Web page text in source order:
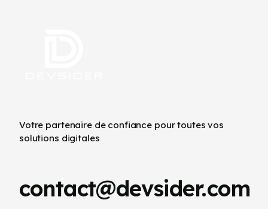
Votre partenaire de confiance pour toutes vos
solutions digitales
contact@devsider.com